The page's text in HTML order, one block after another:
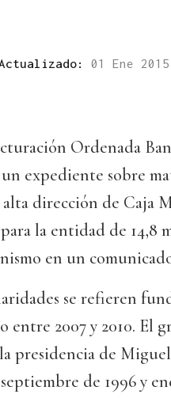
01 Ene
Ordenada
expediente sobre
alta dirección de Caja
la entidad de 14,8
en un
se refieren
2007 y 2010. El
presidencia de
de 1996 y